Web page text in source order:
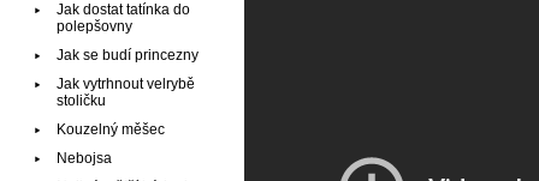
Jak dostat tatínka do
polepšovny
Jak se budí princezny
Jak vytrhnout velrybě
stoličku
Kouzelný měšec
Nebojsa